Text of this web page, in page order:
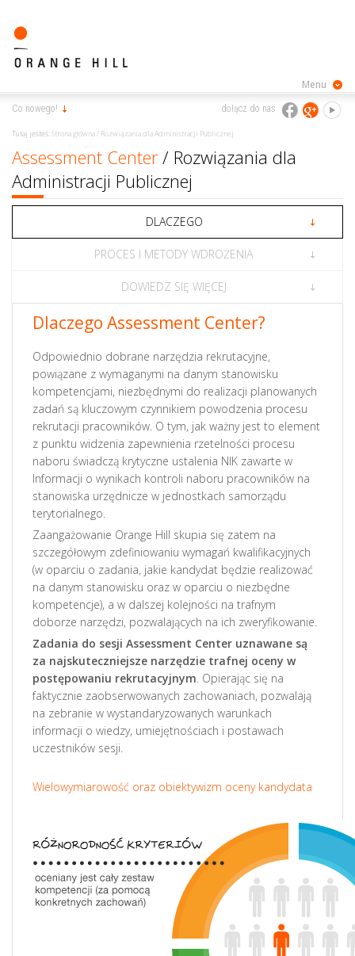
Menu
Co nowego! dołącz do nas
Tutaj jesteś:Strona główna/ Rozwiązania dla Administracji Publicznej
Assessment Center / Rozwiązania dla
Administracji Publicznej
DLACZEGO
PROCES I METODY WDROŻENIA
DOWIEDZ SIĘ WIĘCEJ
Dlaczego Assessment Center?
Odpowiednio dobrane narzędzia rekrutacyjne,
powiązane z wymaganymi na danym stanowisku
kompetencjami, niezbędnymi do realizacji planowanych
zadań są kluczowym czynnikiem powodzenia procesu
rekrutacji pracowników. O tym, jak ważny jest to element
z punktu widzenia zapewnienia rzetelności procesu
naboru świadczą krytyczne ustalenia NIK zawarte w
Informacji o wynikach kontroli naboru pracowników na
stanowiska urzędnicze w jednostkach samorządu
terytorialnego.
Zaangażowanie Orange Hill skupia się zatem na
szczegółowym zdefiniowaniu wymagań kwalifikacyjnych
(w oparciu o zadania, jakie kandydat będzie realizować
na danym stanowisku oraz w oparciu o niezbędne
kompetencje), a w dalszej kolejności na trafnym
doborze narzędzi, pozwalających na ich zweryfikowanie.
Zadania do sesji Assessment Center uznawane są
za najskuteczniejsze narzędzie trafnej oceny w
postępowaniu rekrutacyjnym. Opierając się na
faktycznie zaobserwowanych zachowaniach, pozwalają
na zebranie w wystandaryzowanych warunkach
informacji o wiedzy, umiejętnościach i postawach
uczestników sesji.
Wielowymiarowość oraz obiektywizm oceny kandydata